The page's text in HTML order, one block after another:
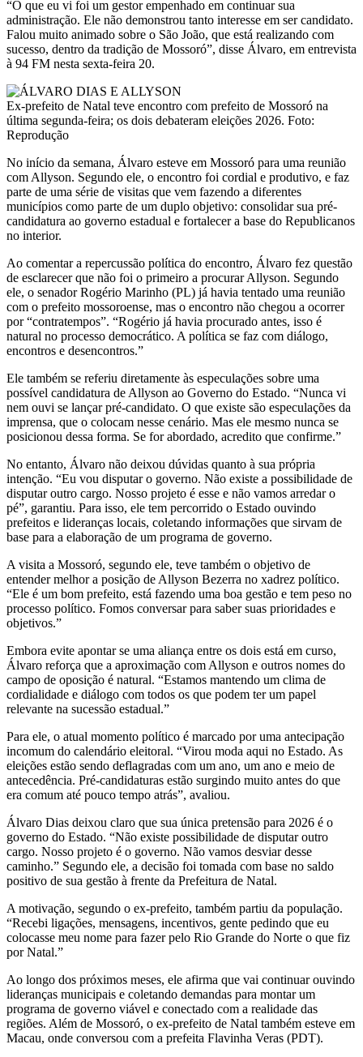
“O que eu vi foi um gestor empenhado em continuar sua
administração. Ele não demonstrou tanto interesse em ser candidato.
Falou muito animado sobre o São João, que está realizando com
sucesso, dentro da tradição de Mossoró”, disse Álvaro, em entrevista
à 94 FM nesta sexta-feira 20.
Ex-prefeito de Natal teve encontro com prefeito de Mossoró na
última segunda-feira; os dois debateram eleições 2026. Foto:
Reprodução
No início da semana, Álvaro esteve em Mossoró para uma reunião
com Allyson. Segundo ele, o encontro foi cordial e produtivo, e faz
parte de uma série de visitas que vem fazendo a diferentes
municípios como parte de um duplo objetivo: consolidar sua pré-
candidatura ao governo estadual e fortalecer a base do Republicanos
no interior.
Ao comentar a repercussão política do encontro, Álvaro fez questão
de esclarecer que não foi o primeiro a procurar Allyson. Segundo
ele, o senador Rogério Marinho (PL) já havia tentado uma reunião
com o prefeito mossoroense, mas o encontro não chegou a ocorrer
por “contratempos”. “Rogério já havia procurado antes, isso é
natural no processo democrático. A política se faz com diálogo,
encontros e desencontros.”
Ele também se referiu diretamente às especulações sobre uma
possível candidatura de Allyson ao Governo do Estado. “Nunca vi
nem ouvi se lançar pré-candidato. O que existe são especulações da
imprensa, que o colocam nesse cenário. Mas ele mesmo nunca se
posicionou dessa forma. Se for abordado, acredito que confirme.”
No entanto, Álvaro não deixou dúvidas quanto à sua própria
intenção. “Eu vou disputar o governo. Não existe a possibilidade de
disputar outro cargo. Nosso projeto é esse e não vamos arredar o
pé”, garantiu. Para isso, ele tem percorrido o Estado ouvindo
prefeitos e lideranças locais, coletando informações que sirvam de
base para a elaboração de um programa de governo.
A visita a Mossoró, segundo ele, teve também o objetivo de
entender melhor a posição de Allyson Bezerra no xadrez político.
“Ele é um bom prefeito, está fazendo uma boa gestão e tem peso no
processo político. Fomos conversar para saber suas prioridades e
objetivos.”
Embora evite apontar se uma aliança entre os dois está em curso,
Álvaro reforça que a aproximação com Allyson e outros nomes do
campo de oposição é natural. “Estamos mantendo um clima de
cordialidade e diálogo com todos os que podem ter um papel
relevante na sucessão estadual.”
Para ele, o atual momento político é marcado por uma antecipação
incomum do calendário eleitoral. “Virou moda aqui no Estado. As
eleições estão sendo deflagradas com um ano, um ano e meio de
antecedência. Pré-candidaturas estão surgindo muito antes do que
era comum até pouco tempo atrás”, avaliou.
Álvaro Dias deixou claro que sua única pretensão para 2026 é o
governo do Estado. “Não existe possibilidade de disputar outro
cargo. Nosso projeto é o governo. Não vamos desviar desse
caminho.” Segundo ele, a decisão foi tomada com base no saldo
positivo de sua gestão à frente da Prefeitura de Natal.
A motivação, segundo o ex-prefeito, também partiu da população.
“Recebi ligações, mensagens, incentivos, gente pedindo que eu
colocasse meu nome para fazer pelo Rio Grande do Norte o que fiz
por Natal.”
Ao longo dos próximos meses, ele afirma que vai continuar ouvindo
lideranças municipais e coletando demandas para montar um
programa de governo viável e conectado com a realidade das
regiões. Além de Mossoró, o ex-prefeito de Natal também esteve em
Macau, onde conversou com a prefeita Flavinha Veras (PDT).